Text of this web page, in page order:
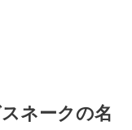
ネークの名